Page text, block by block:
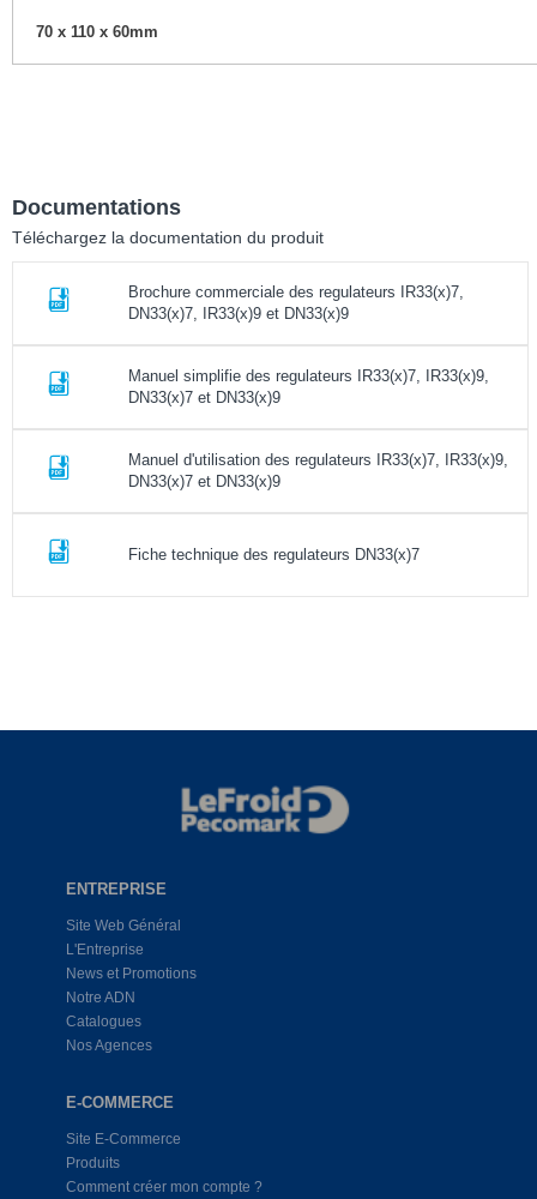
70 x 110 x 60mm
Documentations
Téléchargez la documentation du produit
Brochure commerciale des regulateurs IR33(x)7,
DN33(x)7, IR33(x)9 et DN33(x)9
Manuel simplifie des regulateurs IR33(x)7, IR33(x)9,
DN33(x)7 et DN33(x)9
Manuel d'utilisation des regulateurs IR33(x)7, IR33(x)9,
DN33(x)7 et DN33(x)9
Fiche technique des regulateurs DN33(x)7
ENTREPRISE
Site Web Général
L'Entreprise
News et Promotions
Notre ADN
Catalogues
Nos Agences
E-COMMERCE
Site E-Commerce
Produits
Comment créer mon compte ?